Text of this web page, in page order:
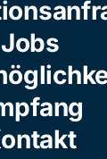
Jobs